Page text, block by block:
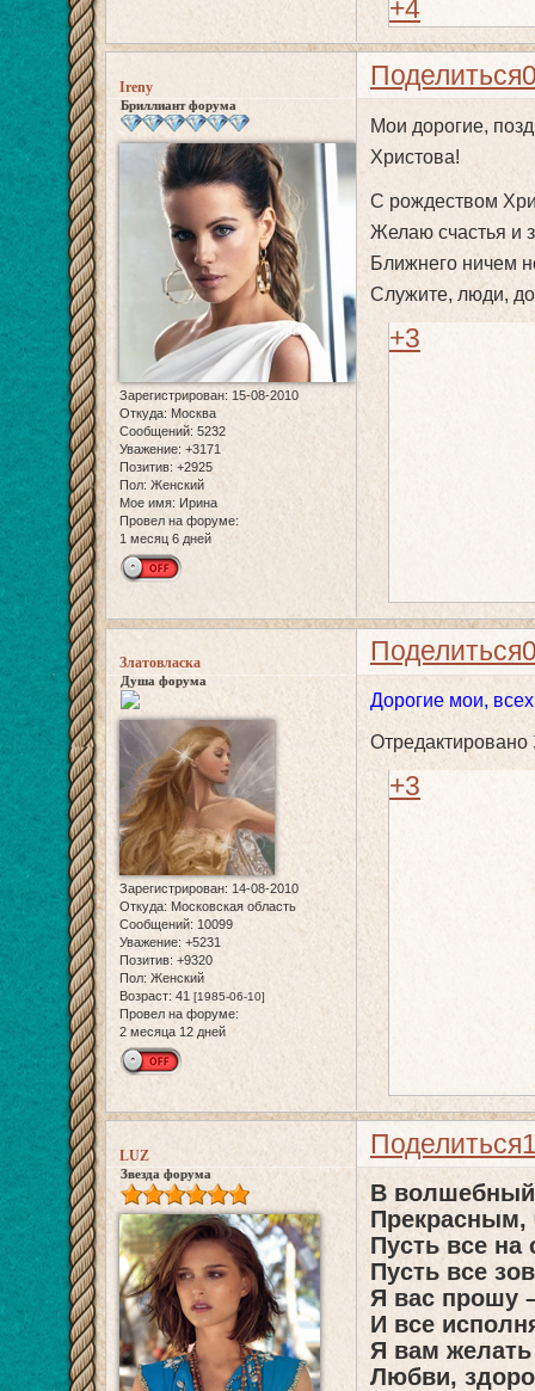
+4
Поделиться
Ireny
Бриллиант форума
Зарегистрирован: 15-08-2010
Откуда: Москва
Сообщений: 5232
Уважение: +3171
Позитив: +2925
Пол: Женский
Мое имя: Ирина
Провел на форуме:
1 месяц 6 дней
Мои дорогие,
Христова!
С рождеством
Желаю счастья и
Ближнего ничем
Служите, люди,
+3
Поделиться
Златовласка
Душа форума
Зарегистрирован: 14-08-2010
Откуда: Московская область
Сообщений: 10099
Уважение: +5231
Позитив: +9320
Пол: Женский
Возраст: 41 [1985-06-10]
Провел на форуме:
2 месяца 12 дней
Дорогие мои,
Отредактировано
+3
Поделиться
LUZ
Звезда форума
В волшебный
Пусть все на
Пусть все
Я вас прошу
И все
Я вам желать
Любви,